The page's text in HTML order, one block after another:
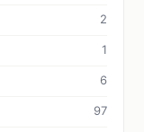
2
1
6
97